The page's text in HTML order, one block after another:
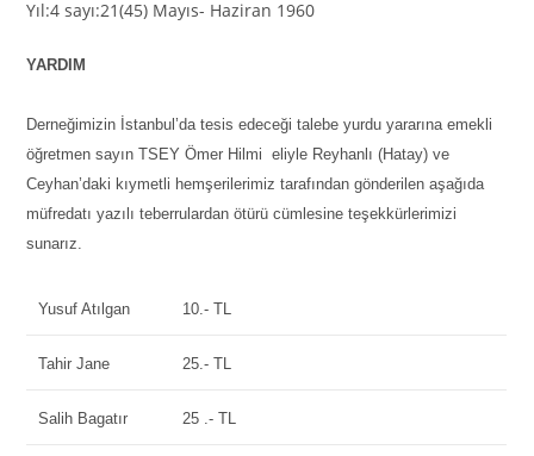
Yıl:4 sayı:21(45) Mayıs- Haziran 1960
YARDIM
Derneğimizin İstanbul’da tesis edeceği talebe yurdu yararına emekli
öğretmen sayın TSEY Ömer Hilmi eliyle Reyhanlı (Hatay) ve
Ceyhan’daki kıymetli hemşerilerimiz tarafından gönderilen aşağıda
müfredatı yazılı teberrulardan ötürü cümlesine teşekkürlerimizi
sunarız.
Yusuf Atılgan 10.- TL
Tahir Jane 25.- TL
Salih Bagatır 25 .- TL